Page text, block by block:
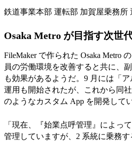
鉄道事業本部 運転部 加賀屋乗務所
Osaka Metro が目指す次世
FileMaker で作られた Osaka Metro
員の労働環境を改善すると共に、
も効果があるようだ。9 月には「
運用も開始されたが、これから同
のようなカスタム App を開発して
「現在、『始業点呼管理』によっ
管理していますが、2 系統に乗務